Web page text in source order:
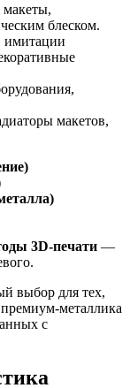
блеском.
имитации
макетов,
3D-печати —
выбор для тех,
металлика
с